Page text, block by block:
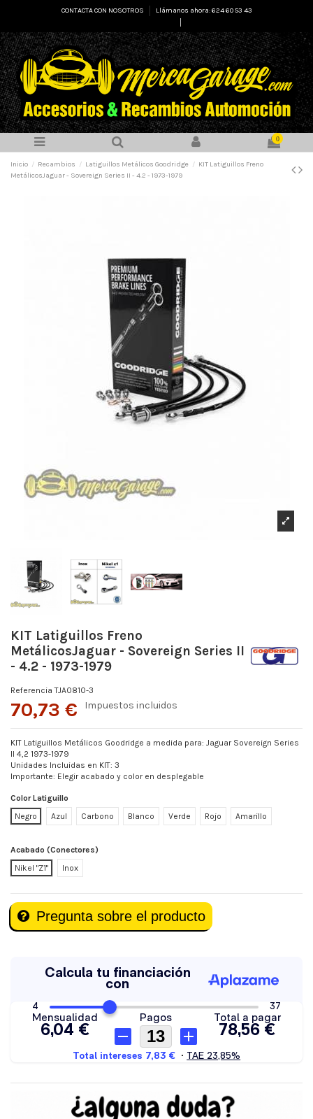
CONTACTA CON NOSOTROS
Llámanos ahora: 624 60 53 43
0
Inicio Recambios Latiguillos Metálicos Goodridge
KIT Latiguillos Freno
MetálicosJaguar - Sovereign Series II - 4.2 - 1973-1979
KIT Latiguillos Freno
MetálicosJaguar - Sovereign Series II
- 4.2 - 1973-1979
Referencia TJA0810-3
70,73 € Impuestos incluidos
KIT Latiguillos Metálicos Goodridge a medida para: Jaguar Sovereign Series
II 4,2 1973-1979
Unidades Incluidas en KIT: 3
Importante: Elegir acabado y color en desplegable
Color Latiguillo
Negro
Azul Carbono Blanco Verde Rojo Amarillo
Acabado (Conectores)
Nikel "Z1"
Inox
Pregunta sobre el producto